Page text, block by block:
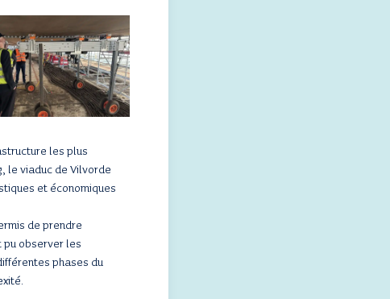
les plus
le viaduc de Vilvorde
et économiques
de prendre
pu observer les
phases du